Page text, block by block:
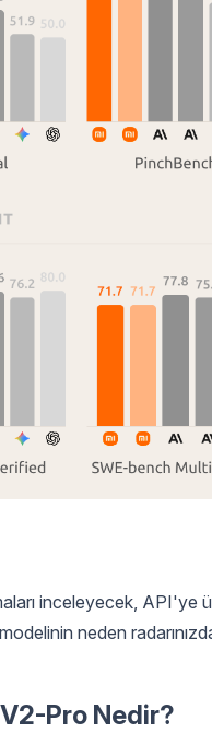
inceleyecek,
neden
Pro Nedir?